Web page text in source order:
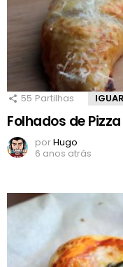
55 Partilhas
Folhados de Pizza
porHugo
6 anos atrás